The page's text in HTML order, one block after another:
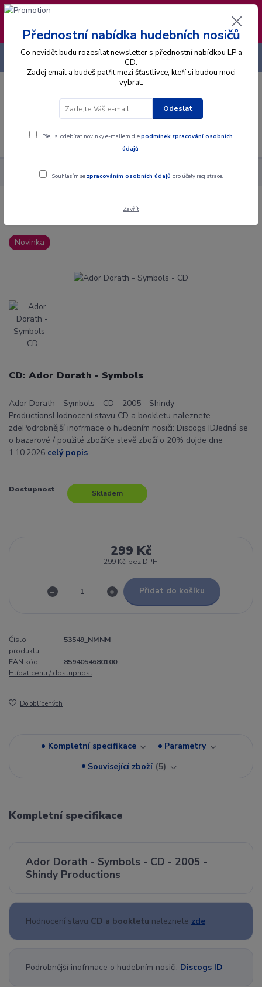
❣️ Od 4.8. do 13.8. čerpám dovolenou. Datum
expedice objednávek se posouvá na pátek
14.8.2026 🐋
Menu
CZK
+420 725 736 293
Alba CD Ador Dorath - Symbols - CD
Ador Dorath - Symbols - CD
Novinka
CD: Ador Dorath - Symbols
Ador Dorath - Symbols - CD - 2005 - Shindy
ProductionsHodnocení stavu CD a bookletu naleznete
zdePodrobnější inofrmace o hudebním nosiči: Discogs IDJedná se
o bazarové / použité zbožíKe slevě zboží o 20% dojde dne
1.10.2026 celý popis
Dostupnost Skladem
299 Kč
299 Kč bez DPH
Přidat do košíku
Číslo
produktu:
53549_NMNM
EAN kód:
8594054680100
Hlídat cenu / dostupnost
Do oblíbených
Kompletní specifikace
Parametry
Související zboží 5
Kompletní specifikace
Ador Dorath - Symbols - CD - 2005 -
Shindy Productions
Hodnocení stavu CD a bookletu naleznete zde
Podrobnější inofrmace o hudebním nosiči: Discogs ID
Přednostní nabídka hudebních nosičů
Co nevidět budu rozesílat newsletter s přednostní nabídkou LP a
CD.
Zadej email a budeš patřit mezi šťastlivce, kteří si budou moci
vybrat.
Odeslat
Přeji si odebírat novinky e-mailem dlepodmínek zpracování osobních
údajů.
Souhlasím se zpracováním osobních údajů pro účely registrace.
Zavřít